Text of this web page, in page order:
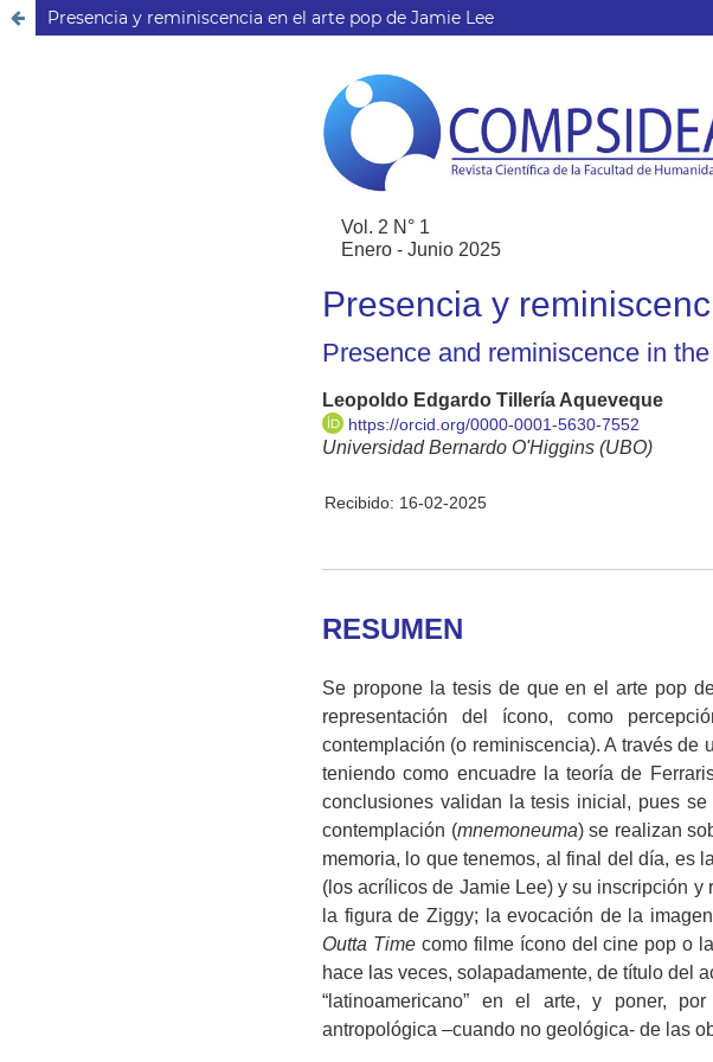
Presencia y reminiscencia en el arte pop de Jamie Lee